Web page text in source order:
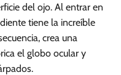
del ojo. Al entrar en
tiene la increíble
crea una
el globo ocular y